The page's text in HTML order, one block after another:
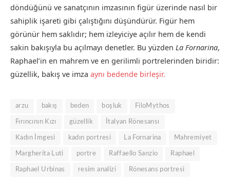
döndüğünü ve sanatçının imzasının figür üzerinde nasıl bir
sahiplik işareti gibi çalıştığını düşündürür. Figür hem
görünür hem saklıdır; hem izleyiciye açılır hem de kendi
sakin bakışıyla bu açılmayı denetler. Bu yüzden La Fornarina,
Raphael’in en mahrem ve en gerilimli portrelerinden biridir:
güzellik, bakış ve imza aynı bedende birleşir.
arzu bakış beden boşluk FiloMythos
Fırıncının Kızı güzellik İtalyan Rönesansı
Kadın İmgesi kadın portresi La Fornarina Mahremiyet
Margherita Luti portre Raffaello Sanzio Raphael
Raphael Urbinas resim analizi Rönesans portresi